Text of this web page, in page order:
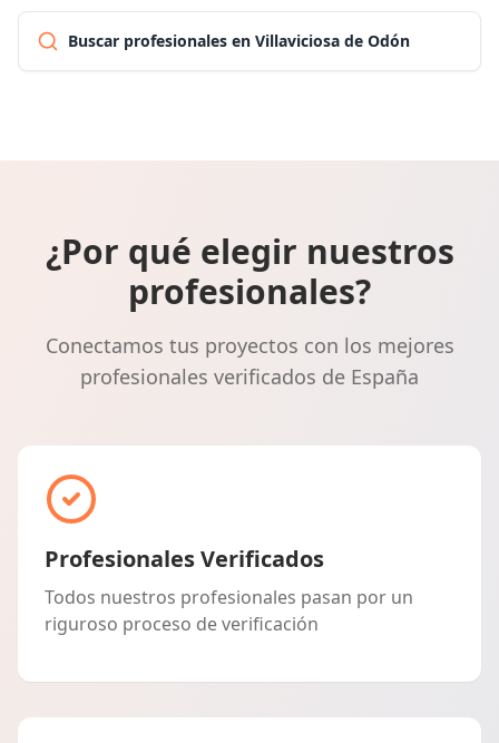
Buscar profesionales en Villaviciosa de Odón
¿Por qué elegir nuestros
profesionales?
Conectamos tus proyectos con los mejores
profesionales verificados de España
Profesionales Verificados
Todos nuestros profesionales pasan por un
riguroso proceso de verificación